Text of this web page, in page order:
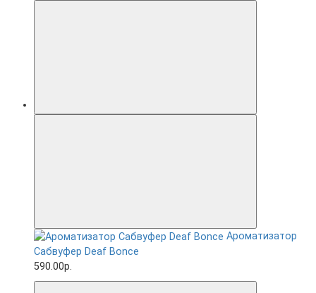
Ароматизатор
Сабвуфер Deaf Bonce
590.00р.